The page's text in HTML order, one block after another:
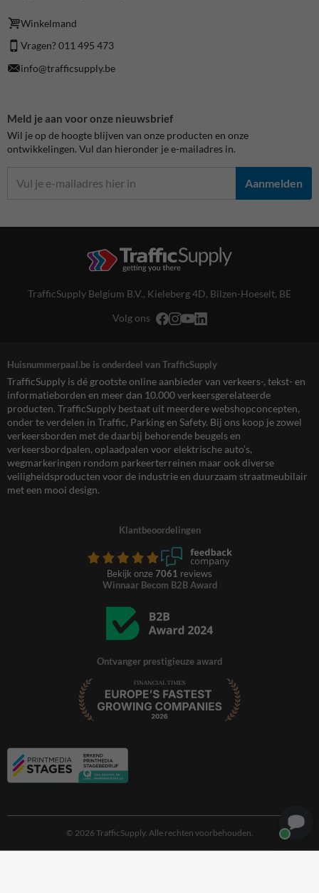
Winkelmand
Vragen? 011 495 473
info@trafficsupply.be
Meld je aan voor onze nieuwsbrief
Wil je op de hoogte blijven van onze producten en onze
ontwikkelingen. Vul dan hieronder je e-mailadres in.
Aanmelden
TrafficSupply Belgium B.V., Kieleberg 4D, Bilzen-Hoeselt, BE
Volg ons
Huisnummerpaal.be is onderdeel van TrafficSupply
TrafficSupply is dé grootste online aanbieder van verkeers-, tekst- en
informatieborden en meer dan 10.000 verkeersgerelateerde
producten. TrafficSupply bestaat uit meerdere webshopconcepten,
onder te verdelen in Traffic, Parking en Safety. Bij ons koop je zowel
verkeersborden met de daarbij behorende beugels en
verkeersbordpalen, oplaadpalen voor elektrische auto’s,
wegmarkeringen rondom parkeerterreinen maar ook diverse
veiligheidsproducten voor de industrie en duurzaam straatmeubilair
met een mooi design.
Klantbeoordelingen
Bekijk onze 7061 reviews
Winnaar Becom B2B Award
Ontvanger prestigieuze award
© 2026 TrafficSupply. Alle rechten voorbehouden.